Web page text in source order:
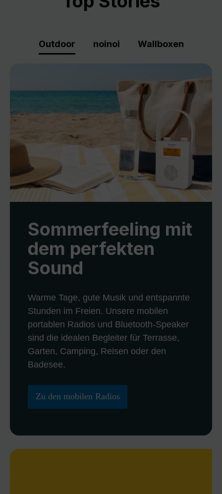
Outdoor noinoi Wallboxen
Sommerfeeling mit
dem perfekten
Sound
Warme Tage, gute Musik und entspannte
Stunden im Freien. Unsere mobilen
portablen Radios und Bluetooth-Speaker
sind die idealen Begleiter für Terrasse,
Garten, Camping, Reisen oder den
Badesee.
Zu den mobilen Radios